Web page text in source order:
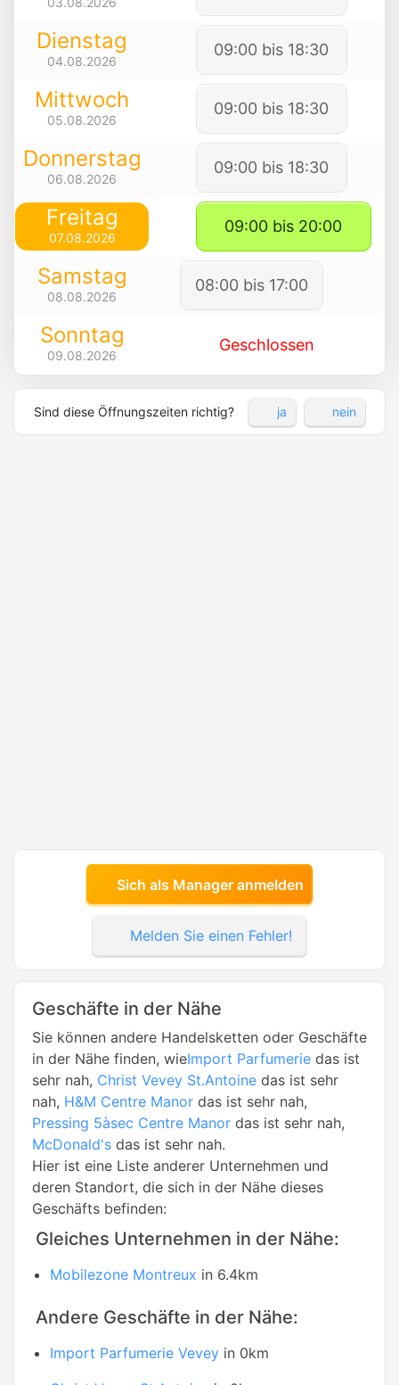
Dienstag
04.08.2026
09:00 bis 18:30
Mittwoch
05.08.2026
09:00 bis 18:30
Donnerstag
06.08.2026
09:00 bis 18:30
Freitag
07.08.2026
09:00 bis 20:00
Samstag
08.08.2026
08:00 bis 17:00
Sonntag
09.08.2026
Geschlossen
Sind diese Öffnungszeiten richtig? ja nein
Sich als Manager anmelden
Melden Sie einen Fehler!
Geschäfte in der Nähe
Sie können andere Handelsketten oder Geschäfte
in der Nähe finden, wieImport Parfumerie das ist
sehr nah, Christ Vevey St.Antoine das ist sehr
nah, H&M Centre Manor das ist sehr nah,
Pressing 5àsec Centre Manor das ist sehr nah,
McDonald's das ist sehr nah.
Hier ist eine Liste anderer Unternehmen und
deren Standort, die sich in der Nähe dieses
Geschäfts befinden:
Gleiches Unternehmen in der Nähe:
Mobilezone Montreux in 6.4km
Andere Geschäfte in der Nähe:
Import Parfumerie Vevey in 0km